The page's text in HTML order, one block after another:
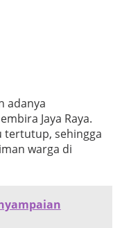
adanya
Jaya Raya.
tertutup, sehingga
warga di